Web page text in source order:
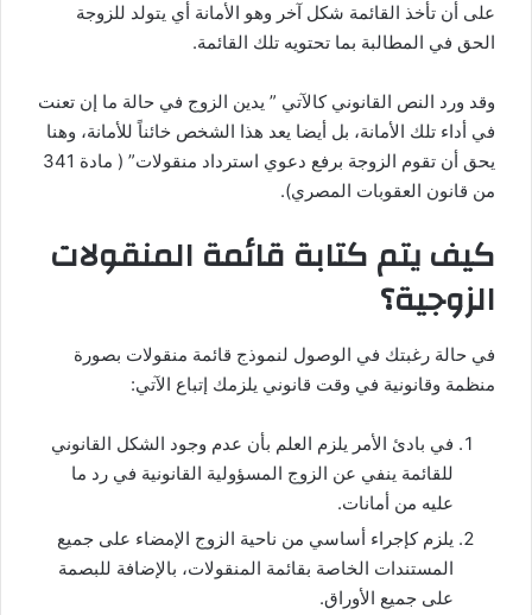
على أن تأخذ القائمة شكل آخر وهو الأمانة أي يتولد للزوجة
الحق في المطالبة بما تحتويه تلك القائمة.
وقد ورد النص القانوني كالآتي ” يدين الزوج في حالة ما إن تعنت
في أداء تلك الأمانة، بل أيضا يعد هذا الشخص خائناً للأمانة، وهنا
يحق أن تقوم الزوجة برفع دعوي استرداد منقولات” ( مادة 341
من قانون العقوبات المصري).
كيف يتم كتابة قائمة المنقولات
الزوجية؟
في حالة رغبتك في الوصول لنموذج قائمة منقولات بصورة
منظمة وقانونية في وقت قانوني يلزمك إتباع الآتي:
في بادئ الأمر يلزم العلم بأن عدم وجود الشكل القانوني
للقائمة ينفي عن الزوج المسؤولية القانونية في رد ما
عليه من أمانات.
يلزم كإجراء أساسي من ناحية الزوج الإمضاء على جميع
المستندات الخاصة بقائمة المنقولات، بالإضافة للبصمة
على جميع الأوراق.